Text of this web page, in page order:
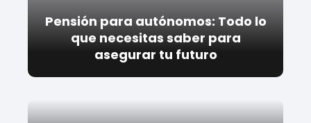
Pensión para autónomos: Todo lo
que necesitas saber para
asegurar tu futuro